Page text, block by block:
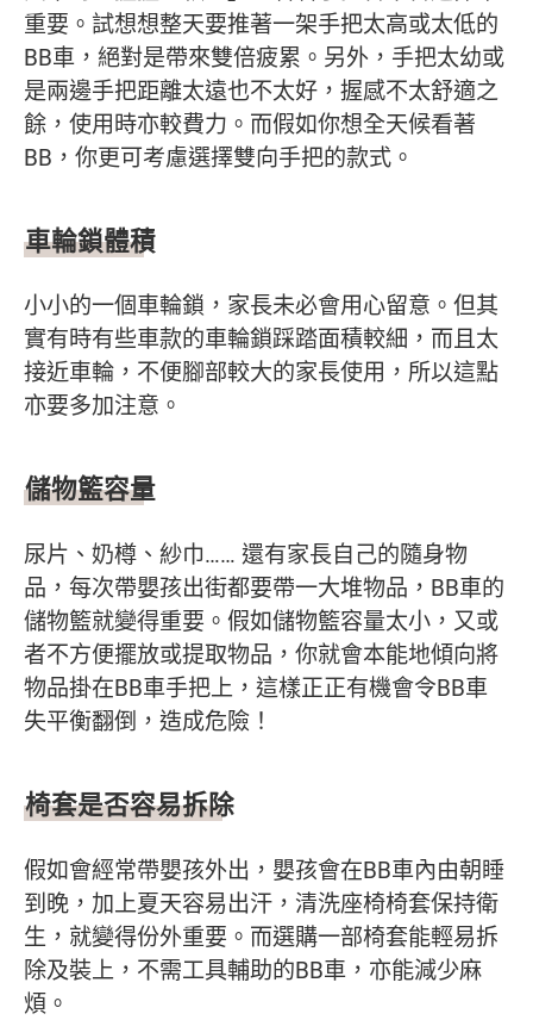
重要。試想想整天要推著一架手把太高或太低的
BB車，絕對是帶來雙倍疲累。另外，手把太幼或
是兩邊手把距離太遠也不太好，握感不太舒適之
餘，使用時亦較費力。而假如你想全天候看著
BB，你更可考慮選擇雙向手把的款式。
車輪鎖體積
小小的一個車輪鎖，家長未必會用心留意。但其
實有時有些車款的車輪鎖踩踏面積較細，而且太
接近車輪，不便腳部較大的家長使用，所以這點
亦要多加注意。
儲物籃容量
尿片、奶樽、紗巾…… 還有家長自己的隨身物
品，每次帶嬰孩出街都要帶一大堆物品，BB車的
儲物籃就變得重要。假如儲物籃容量太小，又或
者不方便擺放或提取物品，你就會本能地傾向將
物品掛在BB車手把上，這樣正正有機會令BB車
失平衡翻倒，造成危險！
椅套是否容易拆除
假如會經常帶嬰孩外出，嬰孩會在BB車內由朝睡
到晚，加上夏天容易出汗，清洗座椅椅套保持衛
生，就變得份外重要。而選購一部椅套能輕易拆
除及裝上，不需工具輔助的BB車，亦能減少麻
煩。